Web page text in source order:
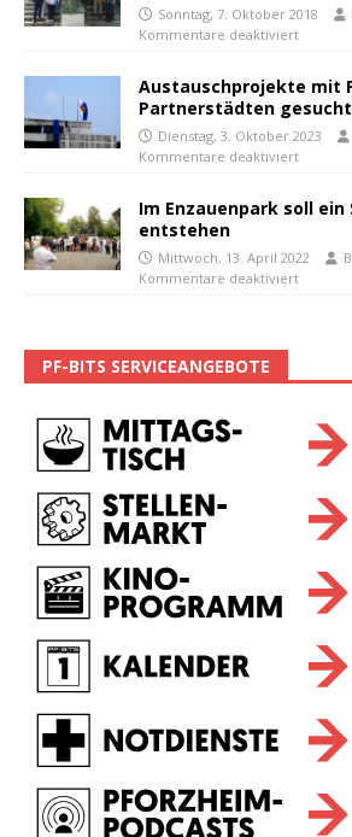
Sonntag, 7. Oktober 2018
Kommentare deaktiviert
Austauschprojekte mit
Partnerstädten gesucht
Dienstag, 3. Oktober 2023
Kommentare deaktiviert
Im Enzauenpark soll
entstehen
Mittwoch, 13. April 2022
Kommentare deaktiviert
PF-BITS SERVICEANGEBOTE